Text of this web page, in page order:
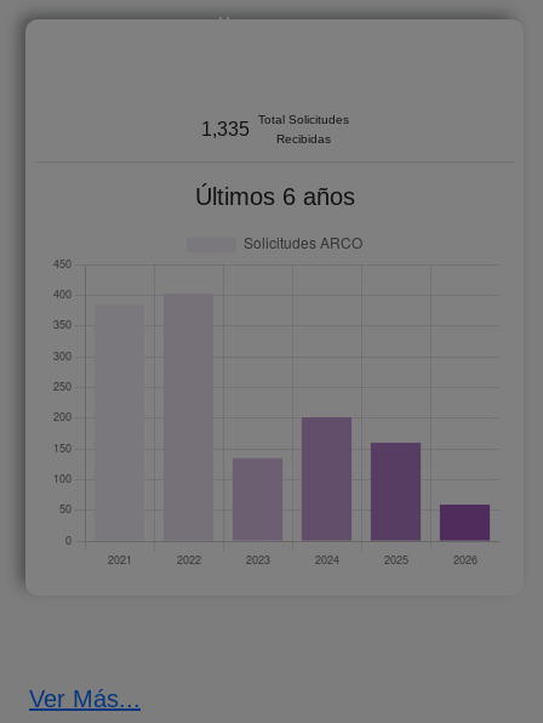
1,335
Total Solicitudes
Recibidas
Últimos 6 años
Ver Más...